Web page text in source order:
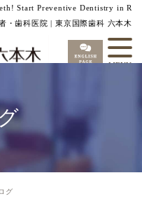
Start Preventive Dentistry in R
・歯科医院 | 東京国際歯科 六本木
グ